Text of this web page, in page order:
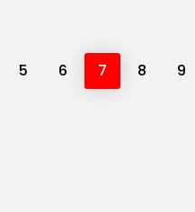
5 6 7 8 9